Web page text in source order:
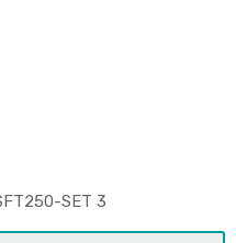
SET 3